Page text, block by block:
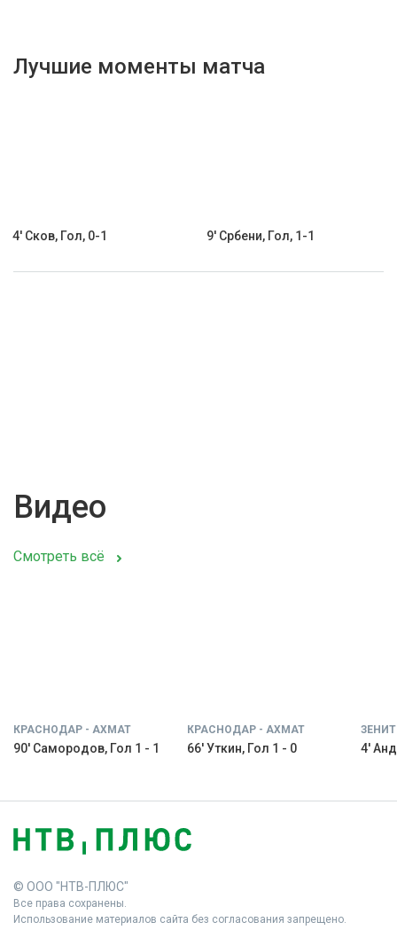
Лучшие моменты матча
4' Сков, Гол, 0-1 9' Србени, Гол, 1-1
Видео
Смотреть всё
КРАСНОДАР - АХМАТ
90' Самородов, Гол 1 - 1
КРАСНОДАР - АХМАТ
66' Уткин, Гол 1 - 0 4'
© ООО "НТВ-ПЛЮС"
Все права сохранены.
Использование материалов сайта без согласования запрещено.